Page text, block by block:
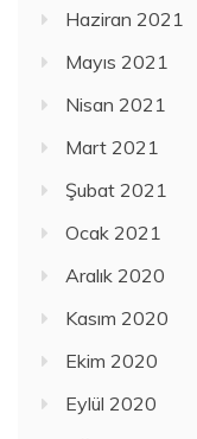
Haziran 2021
Mayıs 2021
Nisan 2021
Mart 2021
Şubat 2021
Ocak 2021
Aralık 2020
Kasım 2020
Ekim 2020
Eylül 2020